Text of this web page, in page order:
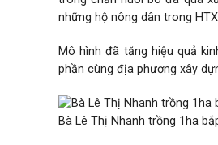
những hộ nông dân trong
Mô hình đã tăng hiệu quả
phần cùng địa phương xây
Bà Lê Thị Nhanh trồng 1ha